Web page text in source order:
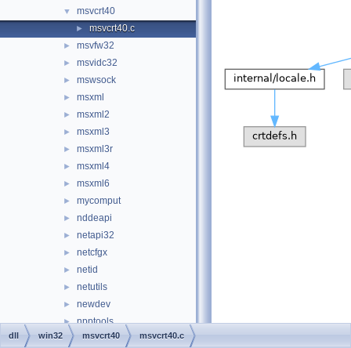
▼ msvcrt40
► msvcrt40.c
► msvfw32
► msvidc32
► mswsock
► msxml
► msxml2
► msxml3
► msxml3r
► msxml4
► msxml6
► mycomput
► nddeapi
► netapi32
► netcfgx
► netid
► netutils
► newdev
► npptools
► ntdsapi
dll win32 msvcrt40 msvcrt40.c